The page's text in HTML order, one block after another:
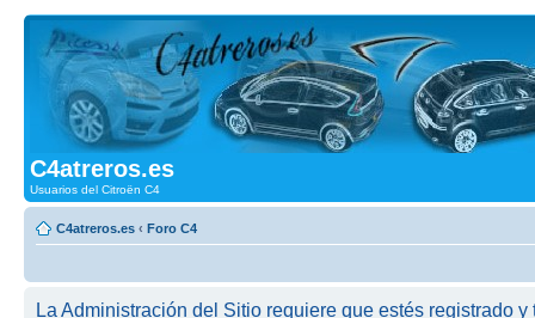
C4atreros.es
Usuarios del Citroën C4
C4atreros.es ‹ Foro C4
La Administración del Sitio requiere que estés registrado